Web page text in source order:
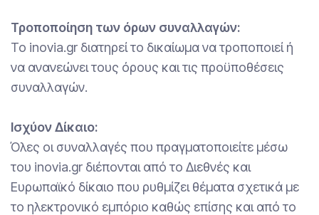
Τροποποίηση των όρων συναλλαγών:
Το inovia.gr διατηρεί το δικαίωμα να τροποποιεί ή
να ανανεώνει τους όρους και τις προϋποθέσεις
συναλλαγών.
Ισχύον Δίκαιο:
Όλες οι συναλλαγές που πραγματοποιείτε μέσω
του inovia.gr διέπονται από το Διεθνές και
Ευρωπαϊκό δίκαιο που ρυθμίζει θέματα σχετικά με
το ηλεκτρονικό εμπόριο καθώς επίσης και από το